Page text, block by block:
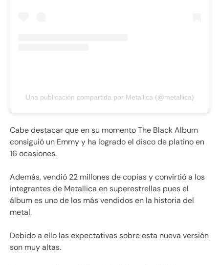
Una publicación compartida por Metallica (@metallica)
Cabe destacar que en su momento The Black Album
consiguió un Emmy y ha logrado el disco de platino en
16 ocasiones.
Además, vendió 22 millones de copias y convirtió a los
integrantes de Metallica en superestrellas pues el
álbum es uno de los más vendidos en la historia del
metal.
Debido a ello las expectativas sobre esta nueva versión
son muy altas.